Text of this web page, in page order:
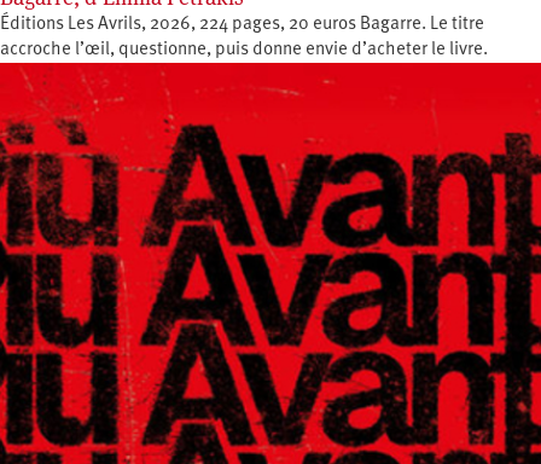
Éditions Les Avrils, 2026, 224 pages, 20 euros Bagarre. Le titre
accroche l’œil, questionne, puis donne envie d’acheter le livre.